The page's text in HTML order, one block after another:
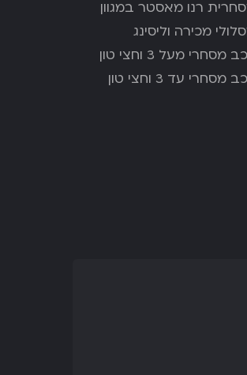
רנו מאסטר במגוון
מכירה וליסינג
מסחרי מעל 3 וחצי טון
מסחרי עד 3 וחצי טון